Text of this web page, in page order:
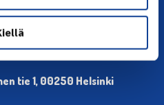
tie 1, 00250 Helsinki